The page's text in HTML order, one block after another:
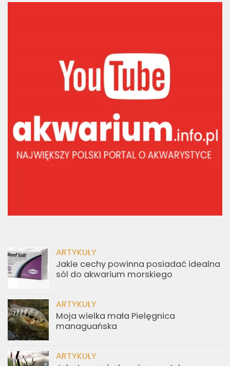
ARTYKUŁY
Jakie cechy powinna posiadać idealna
sól do akwarium morskiego
ARTYKUŁY
Moja wielka mała Pielęgnica
managuańska
ARTYKUŁY